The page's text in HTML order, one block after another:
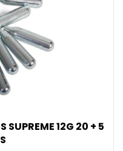
SUPREME 12G 20 + 5